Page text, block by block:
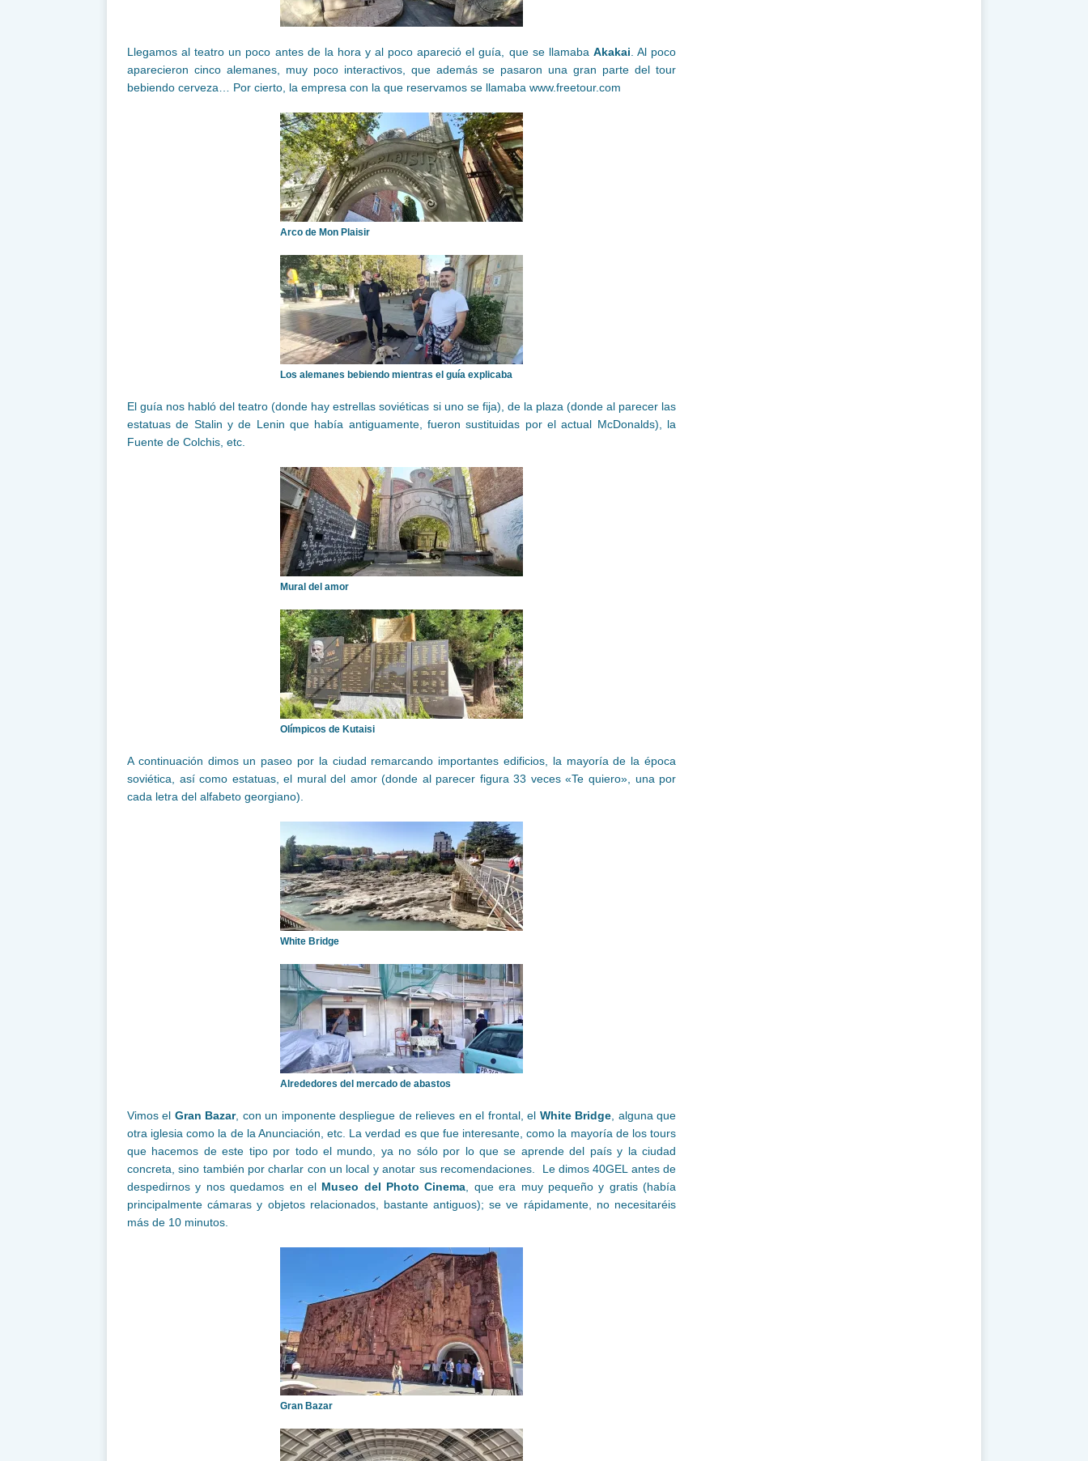
Llegamos al teatro un poco antes de la hora y al poco apareció el guía, que se llamaba Akakai . Al poco
aparecieron cinco alemanes, muy poco interactivos, que además se pasaron una gran parte del tour
bebiendo cerveza… Por cierto, la empresa con la que reservamos se llamaba www.freetour.com
Arco de Mon Plaisir
Los alemanes bebiendo mientras el guía explicaba
El guía nos habló del teatro (donde hay estrellas soviéticas si uno se fija), de la plaza (donde al parecer las
estatuas de Stalin y de Lenin que había antiguamente, fueron sustituidas por el actual McDonalds), la
Fuente de Colchis, etc.
Mural del amor
Olímpicos de Kutaisi
A continuación dimos un paseo por la ciudad remarcando importantes edificios, la mayoría de la época
soviética, así como estatuas, el mural del amor (donde al parecer figura 33 veces «Te quiero», una por
cada letra del alfabeto georgiano).
White Bridge
Alrededores del mercado de abastos
Vimos el Gran Bazar, con un imponente despliegue de relieves en el frontal, el White Bridge , alguna que
otra iglesia como la de la Anunciación, etc. La verdad es que fue interesante, como la mayoría de los tours
que hacemos de este tipo por todo el mundo, ya no sólo por lo que se aprende del país y la ciudad
concreta, sino también por charlar con un local y anotar sus recomendaciones. Le dimos 40GEL antes de
despedirnos y nos quedamos en el Museo del Photo Cinema , que era muy pequeño y gratis (había
principalmente cámaras y objetos relacionados, bastante antiguos); se ve rápidamente, no necesitaréis
más de 10 minutos.
Gran Bazar